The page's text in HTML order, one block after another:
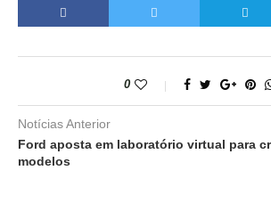
0
Notícias Anterior
Ford aposta em laboratório virtual para
modelos